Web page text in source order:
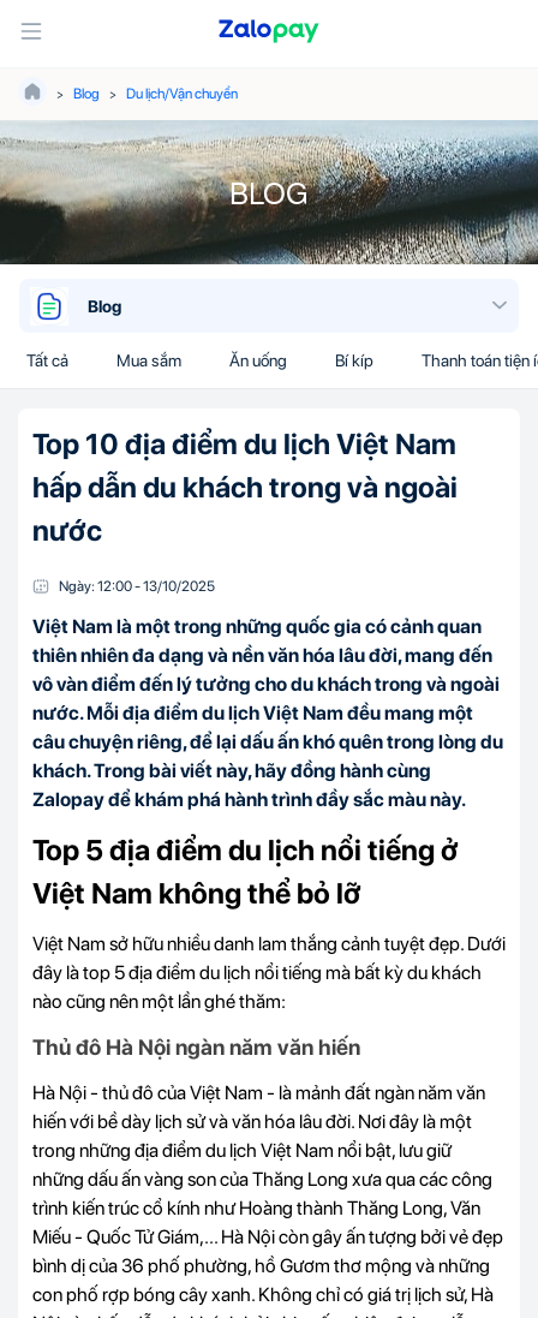
Blog Du lịch/Vận chuyển
BLOG
Blog
Tất cả Mua sắm Ăn uống Bí kíp Thanh toán tiện
Top 10 địa điểm du lịch Việt Nam
hấp dẫn du khách trong và ngoài
nước
Ngày: 12:00-13/10/2025
Việt Nam là một trong những quốc gia có cảnh quan
thiên nhiên đa dạng và nền văn hóa lâu đời, mang đến
vô vàn điểm đến lý tưởng cho du khách trong và ngoài
nước. Mỗi địa điểm du lịch Việt Nam đều mang một
câu chuyện riêng, để lại dấu ấn khó quên trong lòng du
khách. Trong bài viết này, hãy đồng hành cùng
Zalopay để khám phá hành trình đầy sắc màu này.
Top 5 địa điểm du lịch nổi tiếng ở
Việt Nam không thể bỏ lỡ
Việt Nam sở hữu nhiều danh lam thắng cảnh tuyệt đẹp. Dưới
đây là top 5 địa điểm du lịch nổi tiếng mà bất kỳ du khách
nào cũng nên một lần ghé thăm:
Thủ đô Hà Nội ngàn năm văn hiến
Hà Nội - thủ đô của Việt Nam - là mảnh đất ngàn năm văn
hiến với bề dày lịch sử và văn hóa lâu đời. Nơi đây là một
trong những địa điểm du lịch Việt Nam nổi bật, lưu giữ
những dấu ấn vàng son của Thăng Long xưa qua các công
trình kiến trúc cổ kính như Hoàng thành Thăng Long, Văn
Miếu - Quốc Tử Giám,... Hà Nội còn gây ấn tượng bởi vẻ đẹp
bình dị của 36 phố phường, hồ Gươm thơ mộng và những
con phố rợp bóng cây xanh. Không chỉ có giá trị lịch sử, Hà